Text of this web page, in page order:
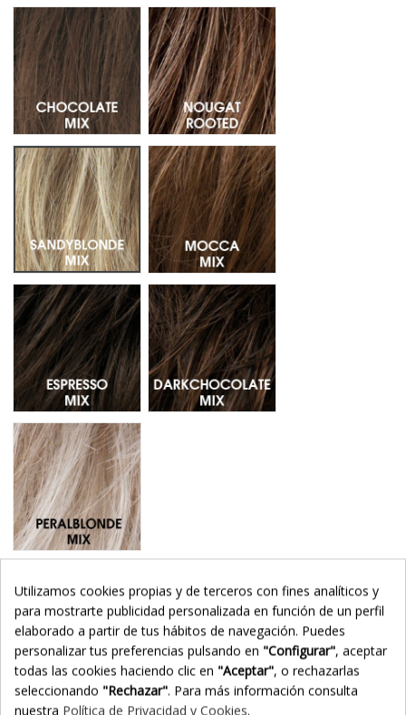
Chocolate Mix - Mechas 830.6.4Nougat Rooted - Raiz oscura
Sandyblonde Mix - Mechas 16.22.14Mocca Mix - Mechas 830.12.27
Espresso Mix - Mechas 4.6.2Darkchocolate Mix - Mechas
Pearlblonde Mix - Mechas 101.20
Añadir al carrito
Utilizamos cookies propias y de terceros con fines analíticos y
para mostrarte publicidad personalizada en función de un perfil
elaborado a partir de tus hábitos de navegación. Puedes
personalizar tus preferencias pulsando en "Configurar", aceptar
todas las cookies haciendo clic en "Aceptar", o rechazarlas
seleccionando "Rechazar". Para más información consulta
nuestra Política de Privacidad y Cookies.